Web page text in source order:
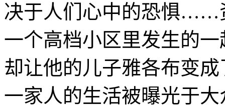
决于人们心中的恐惧……
一个高档小区里发生的
却让他的儿子雅各布变
一家人的生活被曝光于